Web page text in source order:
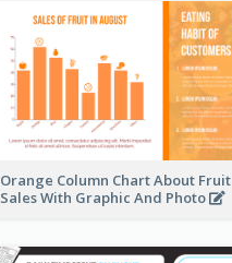
Orange Column Chart About Fruit
Sales With Graphic And Photo